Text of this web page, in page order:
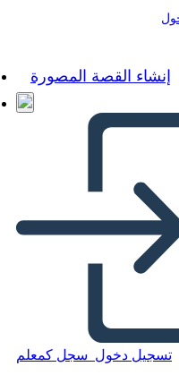
إنشاء القصة المصورة
تسجيل دخول سجل كمعلم